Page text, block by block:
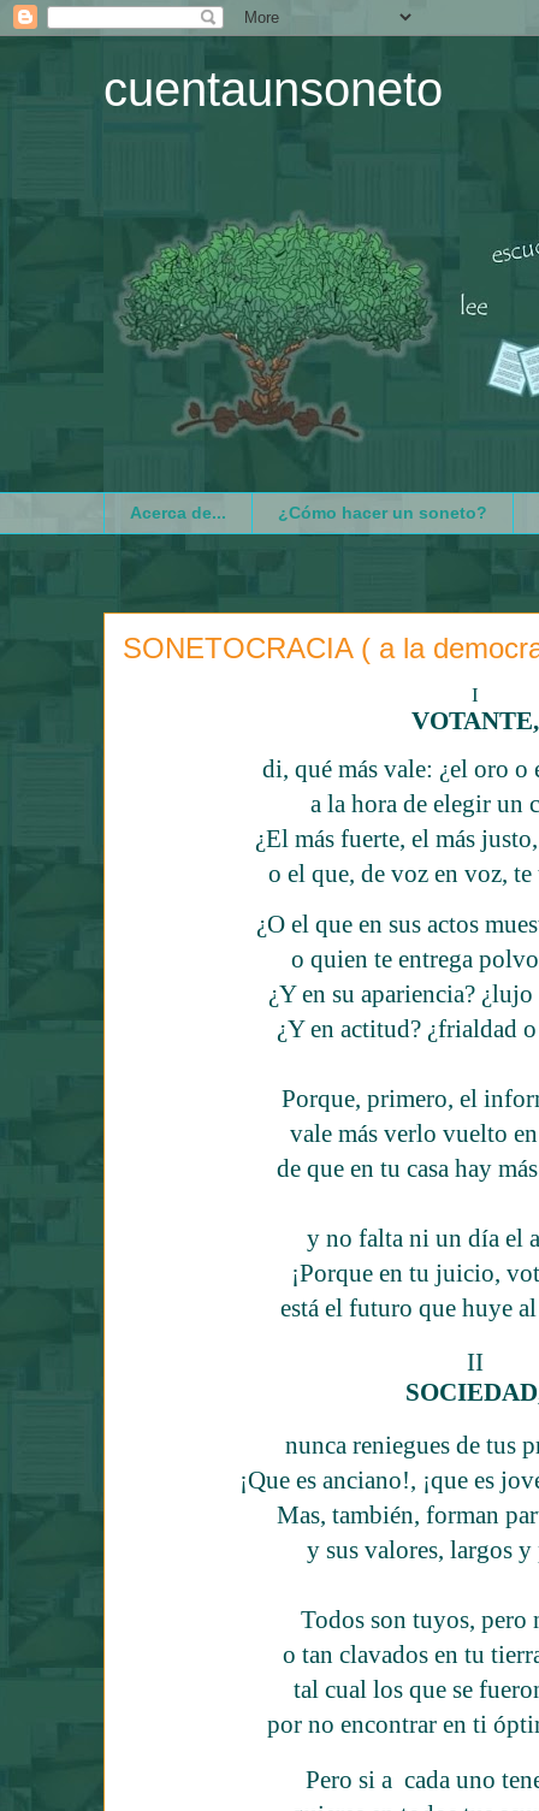
cuentaunsoneto
Acerca de... ¿Cómo hacer un soneto?
SONETOCRACIA ( a la
I
VOTANTE,
di, qué más vale: ¿el oro o
a la hora de elegir un
¿El más fuerte, el más
o el que, de voz en voz,
¿O el que en sus actos
o quien te entrega
¿Y en su apariencia?
¿Y en actitud? ¿frialdad
Porque, primero, el
vale más verlo vuelto
de que en tu casa hay
y no falta ni un día el
¡Porque en tu juicio,
está el futuro que huye
II
nunca reniegues de tus
¡Que es anciano!, ¡que es
Mas, también, forman
y sus valores, largos
Todos son tuyos, pero
o tan clavados en tu
tal cual los que se
por no encontrar en ti
Pero si a cada uno